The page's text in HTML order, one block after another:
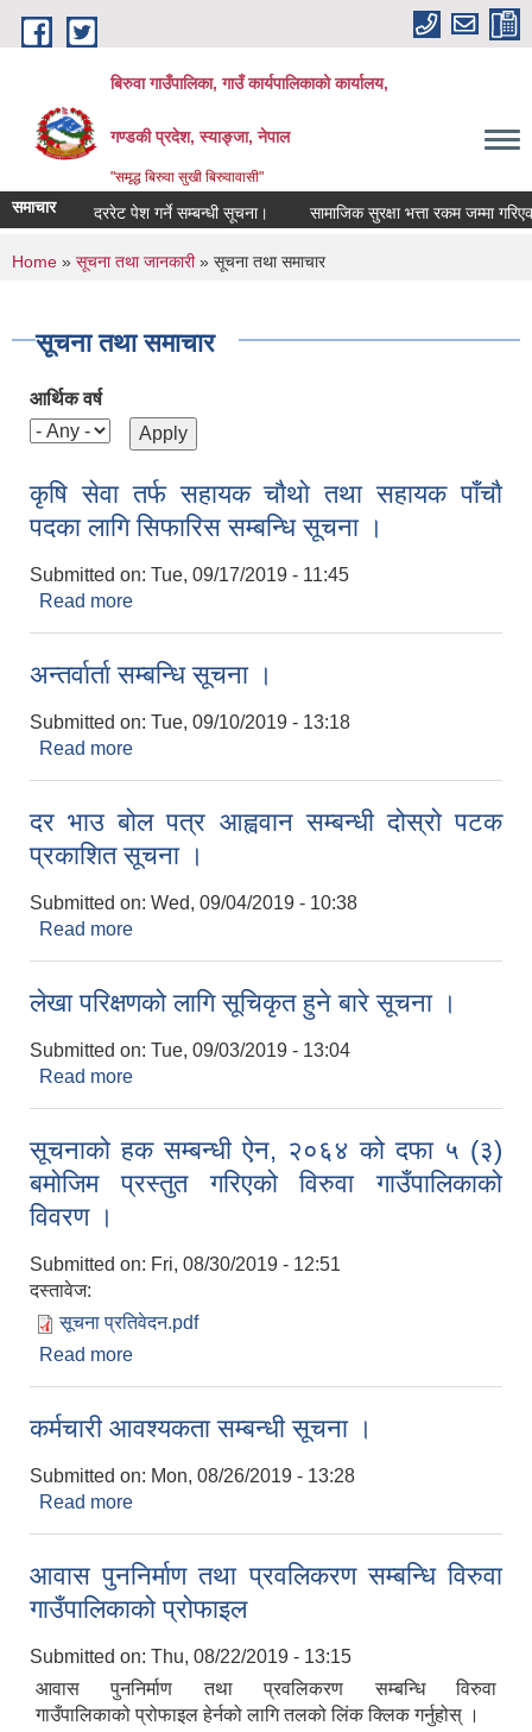
Skip to main content
बिरुवा गाउँपालिका, गाउँ कार्यपालिकाको कार्यालय,
गण्डकी प्रदेश, स्याङ्जा, नेपाल
"समृद्ध बिरुवा सुखी बिरुवावासी"
समाचारदररेट पेश गर्ने सम्बन्धी सूचना। सामाजिक सुरक्षा भत्ता रकम जम्मा गरिएको
You are here
Home » सूचना तथा जानकारी» सूचना तथा समाचार
सूचना तथा समाचार
आर्थिक वर्ष
कृषि सेवा तर्फ सहायक चाैथाे तथा सहायक पाँचाै
पदका लागि सिफारिस सम्बन्धि सूचना ।
Submitted on: Tue, 09/17/2019 - 11:45
Read more
अन्तर्वार्ता सम्बन्धि सूचना ।
Submitted on: Tue, 09/10/2019 - 13:18
Read more
दर भाउ बोल पत्र आह्ववान सम्बन्धी दोस्रो पटक
प्रकाशित सूचना ।
Submitted on: Wed, 09/04/2019 - 10:38
Read more
लेखा परिक्षणको लागि सूचिकृत हुने बारे सूचना ।
Submitted on: Tue, 09/03/2019 - 13:04
Read more
सूचनाको हक सम्बन्धी ऐन, २०६४ को दफा ५ (३)
बमोजिम प्रस्तुत गरिएको विरुवा गाउँपालिकाको
विवरण ।
Submitted on: Fri, 08/30/2019 - 12:51
दस्तावेज:
सूचना प्रतिवेदन.pdf
Read more
कर्मचारी आवश्यकता सम्बन्धी सूचना ।
Submitted on: Mon, 08/26/2019 - 13:28
Read more
आवास पुननिर्माण तथा प्रवलिकरण सम्बन्धि विरुवा
गाउँपालिकाको प्रोफाइल
Submitted on: Thu, 08/22/2019 - 13:15
आवास पुननिर्माण तथा प्रवलिकरण सम्बन्धि विरुवा
गाउँपालिकाको प्रोफाइल हेर्नको लागि तलको लिंक क्लिक गर्नुहोस् ।